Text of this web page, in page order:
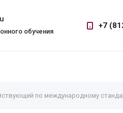
обучения
+7
по международному